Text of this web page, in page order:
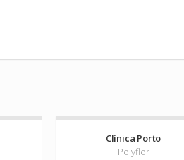
Clínica Porto
Polyflor